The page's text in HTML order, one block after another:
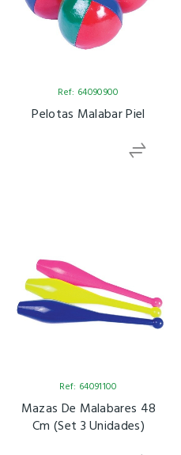
Ref: 64090900
Pelotas Malabar Piel
Ref: 64091100
Mazas De Malabares 48
Cm (set 3 Unidades)